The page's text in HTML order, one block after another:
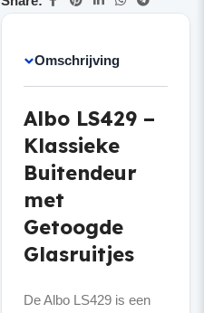
Omschrijving
Albo LS429 –
Klassieke
Buitendeur
met
Getoogde
Glasruitjes
De Albo LS429 is een